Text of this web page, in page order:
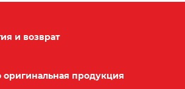
и возврат
оригинальная продукция